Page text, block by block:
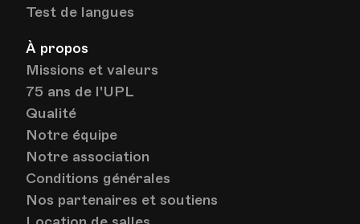
Date11.06.2025
Lieu
HEP - Haute Ecole Pédagogique - Salle 723
1005, Lausanne
Av. de Cour 33
Test de langues
À propos
Missions et valeurs
75 ans de l'UPL
Qualité
Notre équipe
Notre association
Conditions générales
Nos partenaires et soutiens